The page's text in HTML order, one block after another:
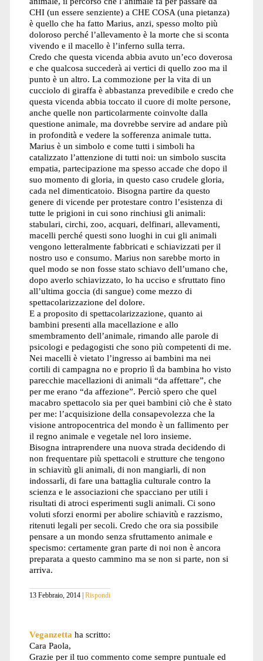
CHI (un essere senziente) a CHE COSA (una pietanza)
è quello che ha fatto Marius, anzi, spesso molto più
doloroso perché l’allevamento è la morte che si sconta
vivendo e il macello è l’inferno sulla terra.
Credo che questa vicenda abbia avuto un’eco doverosa
e che qualcosa succederà ai vertici di quello zoo ma il
punto è un altro. La commozione per la vita di un
cucciolo di giraffa è abbastanza prevedibile e credo che
questa vicenda abbia toccato il cuore di molte persone,
anche quelle non particolarmente coinvolte dalla
questione animale, ma dovrebbe servire ad andare più
in profondità e vedere la sofferenza animale tutta.
Marius è un simbolo e come tutti i simboli ha
catalizzato l’attenzione di tutti noi: un simbolo suscita
empatia, partecipazione ma spesso accade che dopo il
suo momento di gloria, in questo caso crudele gloria,
cada nel dimenticatoio. Bisogna partire da questo
genere di vicende per protestare contro l’esistenza di
tutte le prigioni in cui sono rinchiusi gli animali:
stabulari, circhi, zoo, acquari, delfinari, allevamenti,
macelli perché questi sono luoghi in cui gli animali
vengono letteralmente fabbricati e schiavizzati per il
nostro uso e consumo. Marius non sarebbe morto in
quel modo se non fosse stato schiavo dell’umano che,
dopo averlo schiavizzato, lo ha ucciso e sfruttato fino
all’ultima goccia (di sangue) come mezzo di
spettacolarizzazione del dolore.
E a proposito di spettacolarizzazione, quanto ai
bambini presenti alla macellazione e allo
smembramento dell’animale, rimando alle parole di
psicologi e pedagogisti che sono più competenti di me.
Nei macelli è vietato l’ingresso ai bambini ma nei
cortili di campagna no e proprio lì da bambina ho visto
parecchie macellazioni di animali “da affettare”, che
per me erano “da affezione”. Perciò spero che quel
macabro spettacolo sia per quei bambini ciò che è stato
per me: l’acquisizione della consapevolezza che la
visione antropocentrica del mondo è un fallimento per
il regno animale e vegetale nel loro insieme.
Bisogna intraprendere una nuova strada decidendo di
non frequentare più spettacoli e strutture che tengono
in schiavitù gli animali, di non mangiarli, di non
indossarli, di fare una battaglia culturale contro la
scienza e le associazioni che spacciano per utili i
risultati di atroci esperimenti sugli animali. Ci sono
voluti sforzi enormi per abolire schiavitù e razzismo,
ritenuti legali per secoli. Credo che ora sia possibile
pensare a un mondo senza sfruttamento animale e
specismo: certamente gran parte di noi non è ancora
preparata a questo cammino ma se non si parte, non si
arriva.
13 Febbraio, 2014 Rispondi
Veganzetta ha scritto:
Cara Paola,
Grazie per il tuo commento come sempre puntuale ed